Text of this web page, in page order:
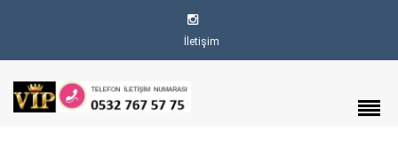
İletişim